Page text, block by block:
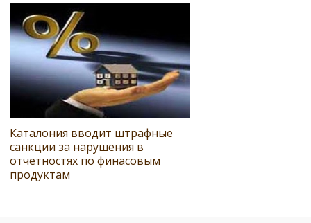
Каталония вводит штрафные
санкции за нарушения в
отчетностях по финасовым
продуктам